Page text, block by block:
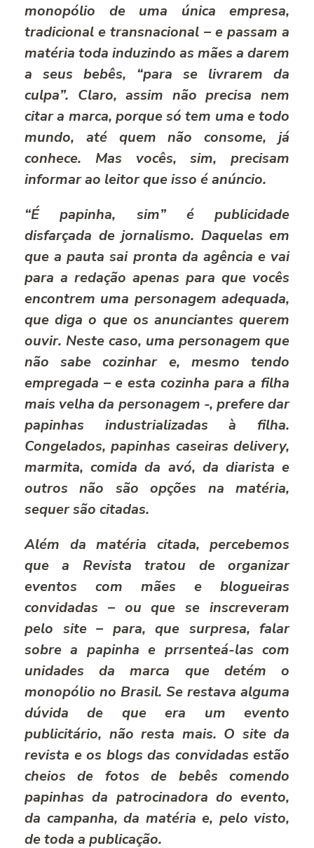
monopólio de uma única empresa,
tradicional e transnacional – e passam a
matéria toda induzindo as mães a darem
a seus bebês, “para se livrarem da
culpa”. Claro, assim não precisa nem
citar a marca, porque só tem uma e todo
mundo, até quem não consome, já
conhece. Mas vocês, sim, precisam
informar ao leitor que isso é anúncio.
“É papinha, sim” é publicidade
disfarçada de jornalismo. Daquelas em
que a pauta sai pronta da agência e vai
para a redação apenas para que vocês
encontrem uma personagem adequada,
que diga o que os anunciantes querem
ouvir. Neste caso, uma personagem que
não sabe cozinhar e, mesmo tendo
empregada – e esta cozinha para a filha
mais velha da personagem -, prefere dar
papinhas industrializadas à filha.
Congelados, papinhas caseiras delivery,
marmita, comida da avó, da diarista e
outros não são opções na matéria,
sequer são citadas.
Além da matéria citada, percebemos
que a Revista tratou de organizar
eventos com mães e blogueiras
convidadas – ou que se inscreveram
pelo site – para, que surpresa, falar
sobre a papinha e prrsenteá-las com
unidades da marca que detém o
monopólio no Brasil. Se restava alguma
dúvida de que era um evento
publicitário, não resta mais. O site da
revista e os blogs das convidadas estão
cheios de fotos de bebês comendo
papinhas da patrocinadora do evento,
da campanha, da matéria e, pelo visto,
de toda a publicação.